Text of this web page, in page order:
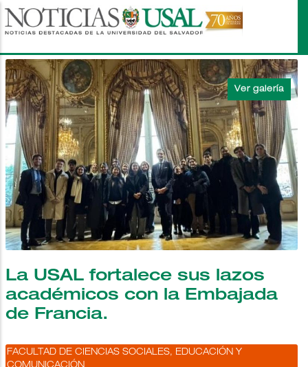
Pasar
al
principal
La USAL fortalece sus lazos
académicos con la Embajada
de Francia.
FACULTAD DE CIENCIAS SOCIALES, EDUCACIÓN Y